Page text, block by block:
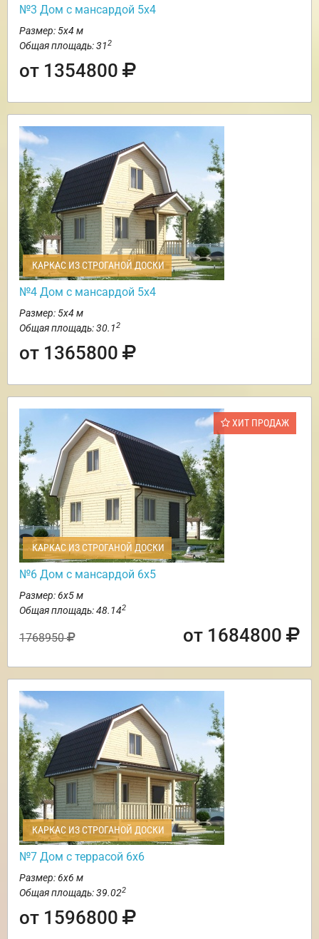
№3 Дом с мансардой 5х4
Размер: 5х4 м
Общая площадь: 312
от 1354800
КАРКАС ИЗ СТРОГАНОЙ ДОСКИ
№4 Дом с мансардой 5х4
Размер: 5х4 м
Общая площадь: 30.12
от 1365800
ХИТ ПРОДАЖ
КАРКАС ИЗ СТРОГАНОЙ ДОСКИ
№6 Дом с мансардой 6х5
Размер: 6х5 м
Общая площадь: 48.142
1768950 от 1684800
КАРКАС ИЗ СТРОГАНОЙ ДОСКИ
№7 Дом с террасой 6х6
Размер: 6х6 м
Общая площадь: 39.022
от 1596800